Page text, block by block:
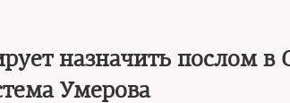
назначить послом
Умерова